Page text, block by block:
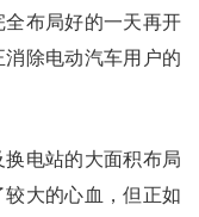
布局好的一天再开
除电动汽车用户的
电站的大面积布局
大的心血，但正如